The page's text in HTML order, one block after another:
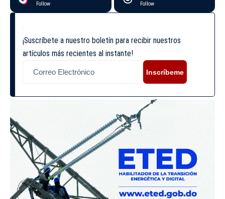
Follow Follow
¡Suscríbete a nuestro boletín para recibir nuestros
artículos más recientes al instante!
Inscríbeme